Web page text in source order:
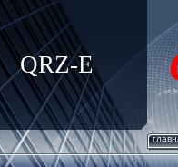
QRZ-E